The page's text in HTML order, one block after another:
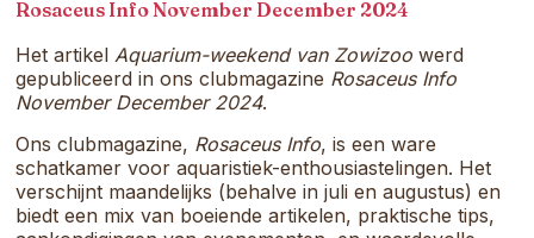
samenkomt.
Rosaceus Info November December 2024
Het artikel Aquarium-weekend van Zowizoo werd
gepubliceerd in ons clubmagazine Rosaceus Info
November December 2024.
Ons clubmagazine, Rosaceus Info, is een ware
schatkamer voor aquaristiek-enthousiastelingen. Het
verschijnt maandelijks (behalve in juli en augustus) en
biedt een mix van boeiende artikelen, praktische tips,